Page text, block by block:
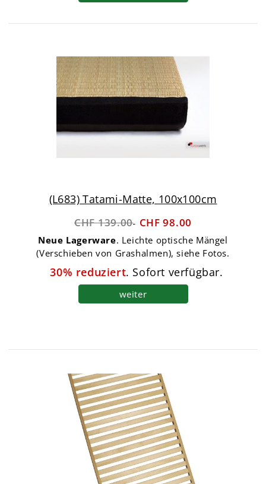
(L683) Tatami-Matte, 100x100cm
CHF 139.00 CHF 98.00
Neue Lagerware. Leichte optische Mängel
(Verschieben von Grashalmen), siehe Fotos.
30% reduziert. Sofort verfügbar.
weiter